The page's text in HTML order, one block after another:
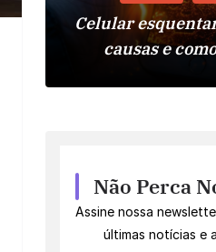
Celular
causas e
Não Perca
Assine nossa
últimas notícias e